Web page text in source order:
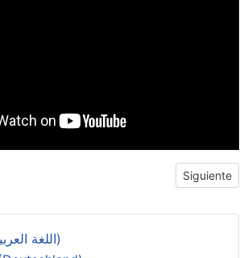
idioma
atómico Artículo
Siguiente